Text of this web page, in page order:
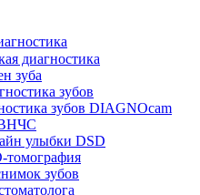
диагностика
зуба
зубов
зубов DIAGNOcam
ВНЧС
улыбки DSD
томография
зубов